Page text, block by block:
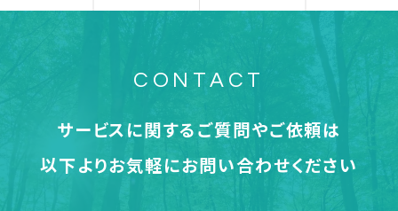
CONTACT
サービスに関するご質問やご依頼は
以下よりお気軽にお問い合わせください